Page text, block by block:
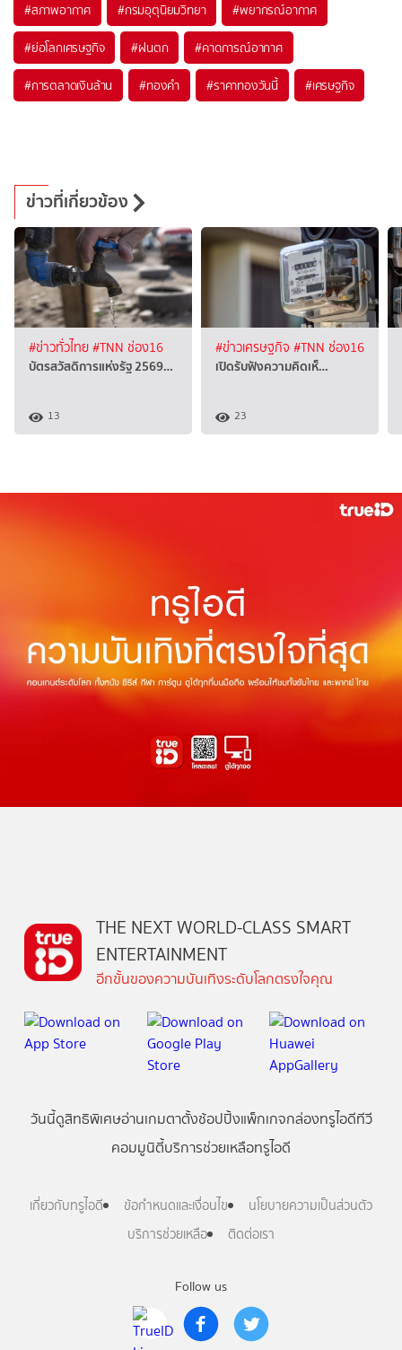
#สภาพอากาศ #กรมอุตุนิยมวิทยา #พยากรณ์อากาศ
#ย่อโลกเศรษฐกิจ #ฝนตก #คาดการณ์อากาศ
#การตลาดเงินล้าน #ทองคำ #ราคาทองวันนี้ #เศรษฐกิจ
ข่าวที่เกี่ยวข้อง
#ข่าวทั่วไทย#TNN ช่อง16
บัตรสวัสดิการแห่งรัฐ 2569…
13
#ข่าวเศรษฐกิจ #TNN ช่อง16
เปิดรับฟังความคิดเห็…
23
Follow us
THE NEXT WORLD-CLASS SMART
ENTERTAINMENT
อีกขั้นของความบันเทิงระดับโลกตรงใจคุณ
วันนี้ดูสิทธิพิเศษอ่านเกมตาตั้งช้อปปิ้งแพ็กเกจกล่องทรูไอดีทีวี
คอมมูนิตี้บริการช่วยเหลือทรูไอดี
เกี่ยวกับทรูไอดี ข้อกำหนดและเงื่อนไข
นโยบายความเป็นส่วนตัว
บริการช่วยเหลือ
ติดต่อเรา